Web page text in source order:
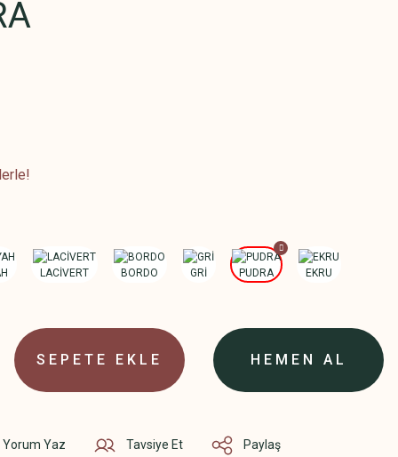
SEPETE EKLE HEMEN AL
Yorum Yaz Tavsiye Et Paylaş